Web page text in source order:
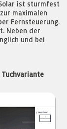
ist sturmfest
maximalen
Fernsteuerung.
Neben der
und bei
Tuchvariante